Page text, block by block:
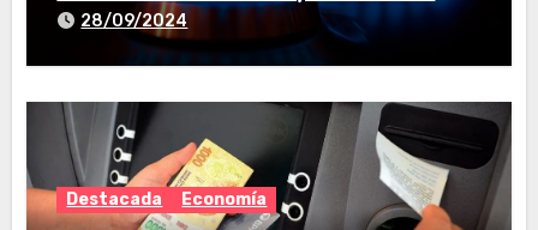
promedio
28/09/2024
Destacada Economía